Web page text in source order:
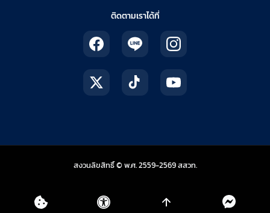
ติดตามเราได้ที่
สงวนลิขสิทธิ์ © พ.ศ. 2559-2569สสวท.สถาบันส่งเสริมการสอ